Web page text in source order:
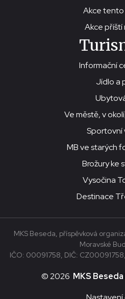
Akce tento
Akce příští
Informační
Jídlo a
Ve městě, v
Sportovní
MB ve starých
Brožury ke
Vysočina
Destinace
© 2026 MKS
MKS Beseda, příspěvková
Moravské
IČO: 00091758, DIČ: